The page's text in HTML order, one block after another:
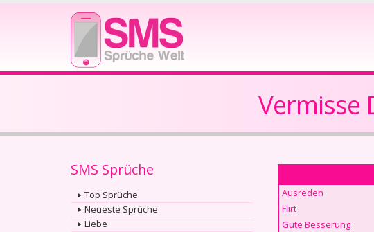
Vermisse
SMS Sprüche
Top Sprüche
Neueste Sprüche
Liebe
Ausreden
Flirt
Gute Besserung